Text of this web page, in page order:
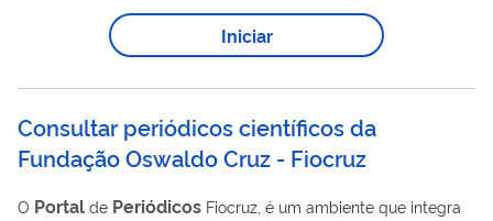
relacionados à Administração Pública Federal. O site foi
lançado em novembro de 2004 e reestruturado em 2018 para
apresentação dos dados, mecanismo de busca...
Iniciar
Consultar periódicos científicos da
Fundação Oswaldo Cruz - Fiocruz
O Portal de Periódicos Fiocruz, é um ambiente que integra